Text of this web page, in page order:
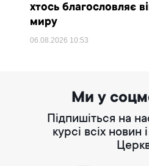
хтось благословляє
миру
06.08.2026 10:53
Ми у
Підпишіться на
курсі всіх новин